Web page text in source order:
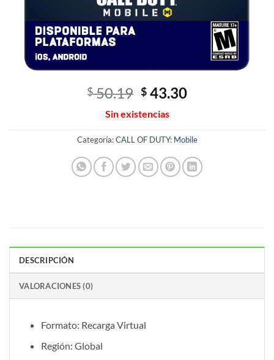
$50.19 El
precio
original
era:
$ 43.30El
es:
Sin existencias
Categoría:CALL OF DUTY: Mobile
DESCRIPCIÓN
VALORACIONES (0)
Formato: Recarga Virtual
Región: Global